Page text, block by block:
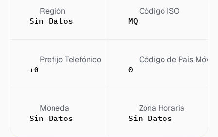
Región
Sin Datos
Código ISO
MQ
Prefijo Telefónico
+0
Código de País Móvil
0
Moneda
Sin Datos
Zona Horaria
Sin Datos